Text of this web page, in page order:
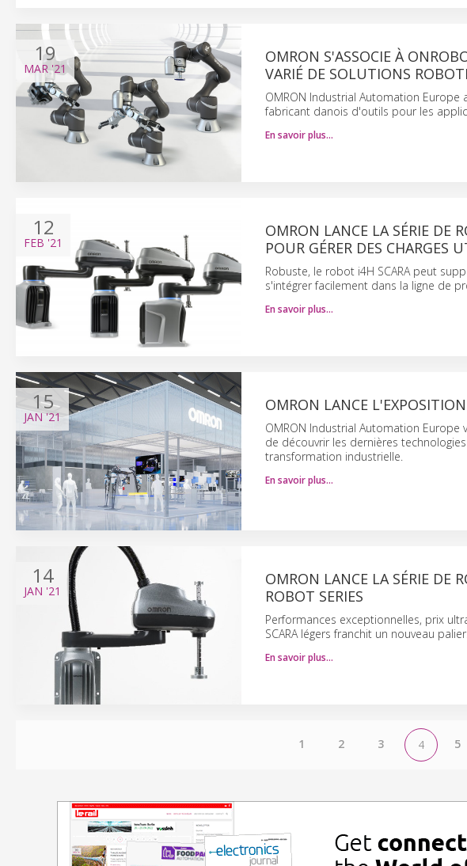
19
MAR'21
OMRON S'ASSOCIE À
VARIÉ DE SOLUTIONS
OMRON Industrial Automation
fabricant danois d'outils pour les
En savoir plus…
12
FEB '21
OMRON LANCE LA SÉRIE DE
POUR GÉRER DES CHARGES
Robuste, le robot i4H SCARA peut
s'intégrer facilement dans la ligne de
En savoir plus…
15
JAN'21
OMRON LANCE
OMRON Industrial Automation
de découvrir les dernières
transformation industrielle.
En savoir plus…
14
JAN '21
OMRON LANCE LA SÉRIE DE
ROBOT SERIES
Performances exceptionnelles, prix
SCARA légers franchit un nouveau
En savoir plus…
1 2 3 4 5